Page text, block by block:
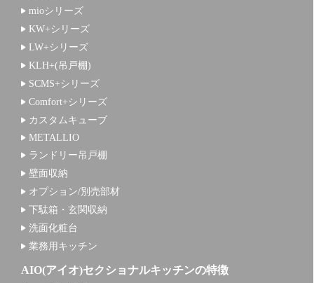
mioシリーズ
KW+シリーズ
LW+シリーズ
KLH+(吊戸棚)
SCMS+シリーズ
Comfort+シリーズ
カスタムキューブ
METALLIO
ランドリー吊戸棚
壁面収納
オプション/別売部材
下駄箱・玄関収納
洗面化粧台
業務用キッチン
AIO(アイオ)セクショナルキッチンの特徴